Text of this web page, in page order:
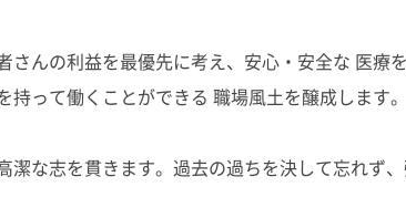
んの利益を最優先に考え、安心・安全な 医療を
って働くことができる 職場風土を醸成します。
な志を貫きます。過去の過ちを決して忘れず